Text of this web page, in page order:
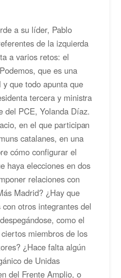
a su líder, Pablo
de la izquierda
a varios retos: el
que es una
que todo apunta que
tercera y ministra
del PCE, Yolanda Díaz.
en el que participan
catalanes, en una
cómo configurar el
haya elecciones en dos
relaciones con
Madrid? ¿Hay que
otros integrantes del
como el
miembros de los
¿Hace falta algún
de Unidas
del Frente Amplio, o